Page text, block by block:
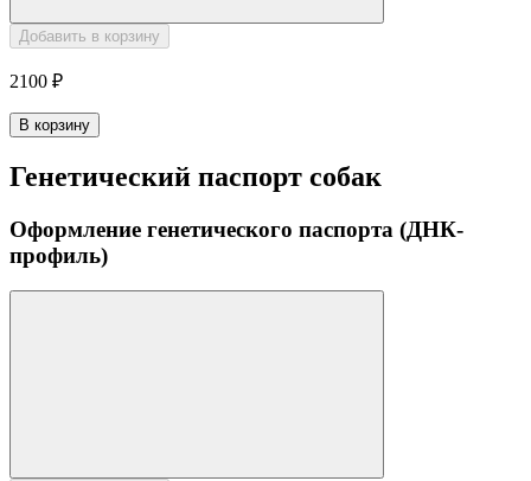
Добавить в корзину
2100 ₽
В корзину
Генетический паспорт собак
Оформление генетического паспорта (ДНК-
профиль)